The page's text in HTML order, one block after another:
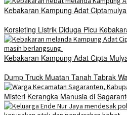
Kebakaran Kampung Adat
Korsleting Listrik Diduga Picu
Kebakaran Kampung Adat Cipta
Dump Truck Muatan Tanah Tabrak
Misteri Kerangka Manusia di